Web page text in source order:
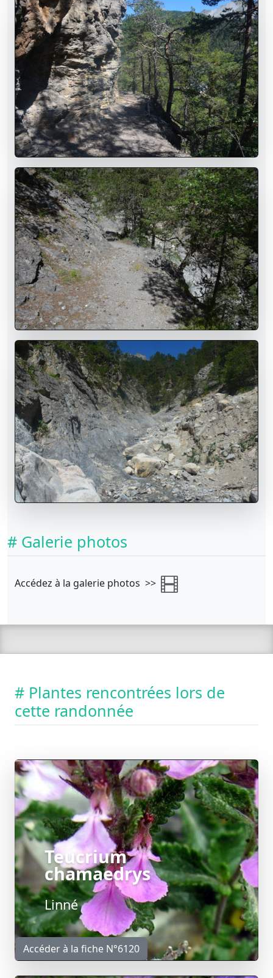
# Galerie photos
Accédez à la galerie photos >>
# Plantes rencontrées lors de
cette randonnée
Teucrium
chamaedrys
Linné
Accéder à la fiche N°6120